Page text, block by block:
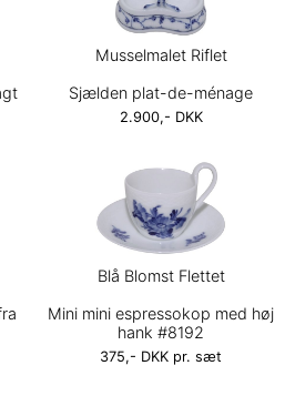
Musselmalet Riflet
Sjælden plat-de-ménage
2.900,- DKK
Blå Blomst Flettet
Mini mini espressokop med høj
hank #8192
375,- DKK pr. sæt